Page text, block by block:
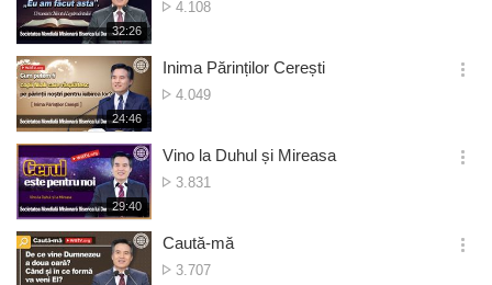
재
생
시
간
32:26
Numărul
4.108
기
재
생
시
간
24:46
Inima Părinților Cerești
Numărul
4.049
옵
기
재
생
시
간
29:40
Vino la Duhul și Mireasa
Numărul
3.831
옵
기
Caută-mă
Numărul
3.707
옵